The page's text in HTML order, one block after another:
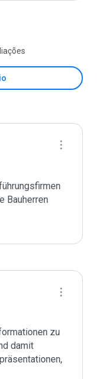
Bauherren
zu
damit